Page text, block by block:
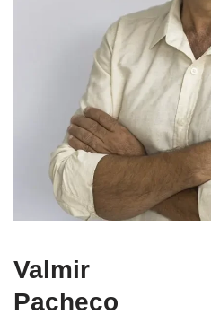
Valmir
Pacheco